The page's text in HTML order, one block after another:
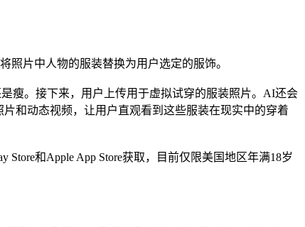
片中人物的服装替换为用户选定的服饰。
。接下来，用户上传用于虚拟试穿的服装照片。AI还会
和动态视频，让用户直观看到这些服装在现实中的穿着
和Apple App Store获取，目前仅限美国地区年满18岁